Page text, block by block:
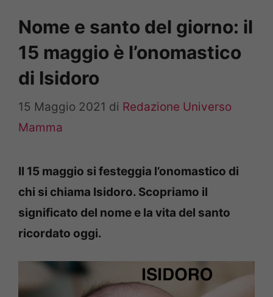
Nome e santo del giorno: il
15 maggio è l’onomastico
di Isidoro
15 Maggio 2021 di Redazione Universo
Mamma
Il 15 maggio si festeggia l’onomastico di
chi si chiama Isidoro. Scopriamo il
significato del nome e la vita del santo
ricordato oggi.